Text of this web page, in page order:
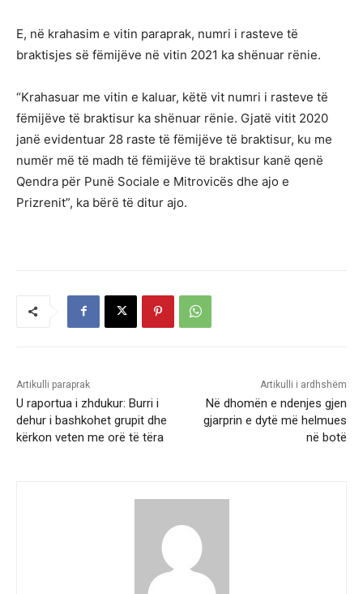
E, në krahasim e vitin paraprak, numri i rasteve të
braktisjes së fëmijëve në vitin 2021 ka shënuar rënie.
“Krahasuar me vitin e kaluar, këtë vit numri i rasteve të
fëmijëve të braktisur ka shënuar rënie. Gjatë vitit 2020
janë evidentuar 28 raste të fëmijëve të braktisur, ku me
numër më të madh të fëmijëve të braktisur kanë qenë
Qendra për Punë Sociale e Mitrovicës dhe ajo e
Prizrenit”, ka bërë të ditur ajo.
Artikulli paraprak
U raportua i zhdukur: Burri i
dehur i bashkohet grupit dhe
kërkon veten me orë të tëra
Artikulli i ardhshëm
Në dhomën e ndenjes gjen
gjarprin e dytë më helmues
në botë